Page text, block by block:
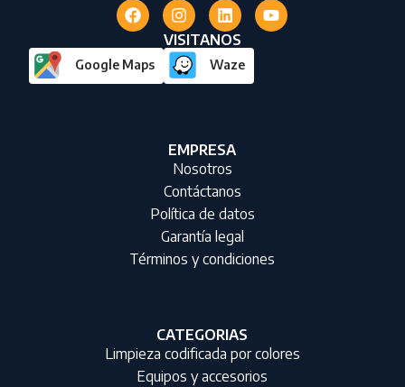
VISITANOS
Google Maps Waze
EMPRESA
Nosotros
Contáctanos
Política de datos
Garantía legal
Términos y condiciones
CATEGORIAS
Limpieza codificada por colores
Equipos y accesorios